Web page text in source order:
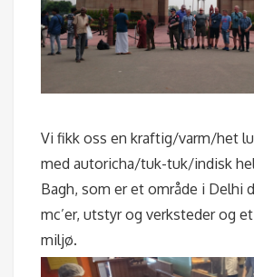
Vi fikk oss en kraftig/varm/het
med autoricha/tuk-tuk/indisk
Bagh, som er et område i Delhi
mc’er, utstyr og verksteder og
miljø.